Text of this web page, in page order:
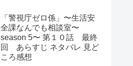
「警視庁ゼロ係」〜生活安
全課なんでも相談室〜
season 5〜 第１０話 最終
回 あらすじ ネタバレ 見ど
ころ感想